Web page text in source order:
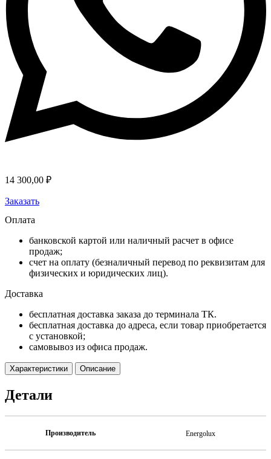
14 300,00 ₽
Заказать
Оплата
банковской картой или наличный расчет в офисе
продаж;
счет на оплату (безналичный перевод по реквизитам для
физических и юридических лиц).
Доставка
бесплатная доставка заказа до терминала ТК.
бесплатная доставка до адреса, если товар приобретается
с установкой;
самовывоз из офиса продаж.
Характеристики Описание
Детали
Производитель Energolux